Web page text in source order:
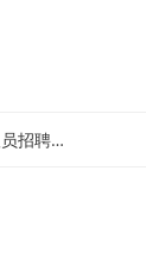
中国海洋大学新闻中心工作人员招聘岗位.docx